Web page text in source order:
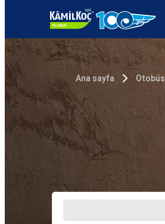
Ana sayfa Otobüs